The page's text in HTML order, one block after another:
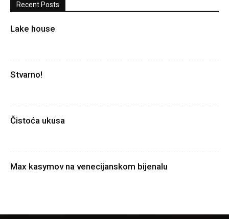
Recent Posts
Lake house
Stvarno!
Čistoća ukusa
Max kasymov na venecijanskom bijenalu